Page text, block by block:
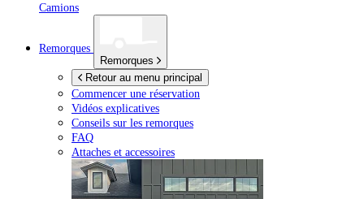
Camions
Remorques
Remorques
Retour au menu principal
Commencer une réservation
Vidéos explicatives
Conseils sur les remorques
FAQ
Attaches et accessoires